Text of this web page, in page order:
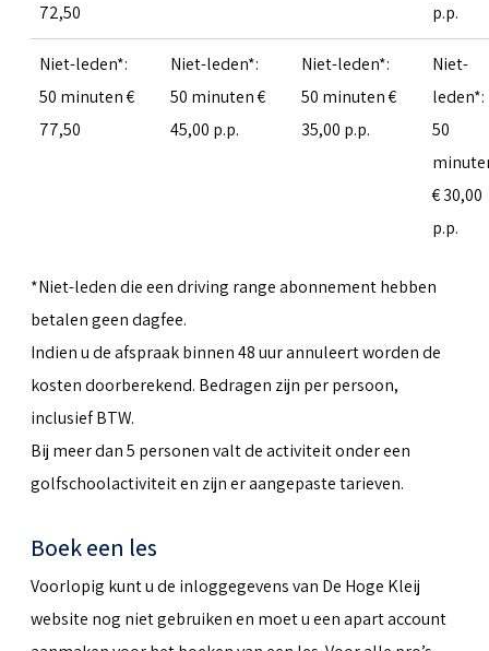
72,50
p.p.
Niet-leden*:
50 minuten €
77,50
Niet-leden*:
50 minuten €
45,00 p.p.
Niet-leden*:
50 minuten €
35,00 p.p.
Niet-
leden*:
50
€ 30,00
p.p.
*Niet-leden die een driving range abonnement hebben
betalen geen dagfee.
Indien u de afspraak binnen 48 uur annuleert worden de
kosten doorberekend. Bedragen zijn per persoon,
inclusief BTW.
Bij meer dan 5 personen valt de activiteit onder een
golfschoolactiviteit en zijn er aangepaste tarieven.
Boek een les
Voorlopig kunt u de inloggegevens van De Hoge Kleij
website nog niet gebruiken en moet u een apart account